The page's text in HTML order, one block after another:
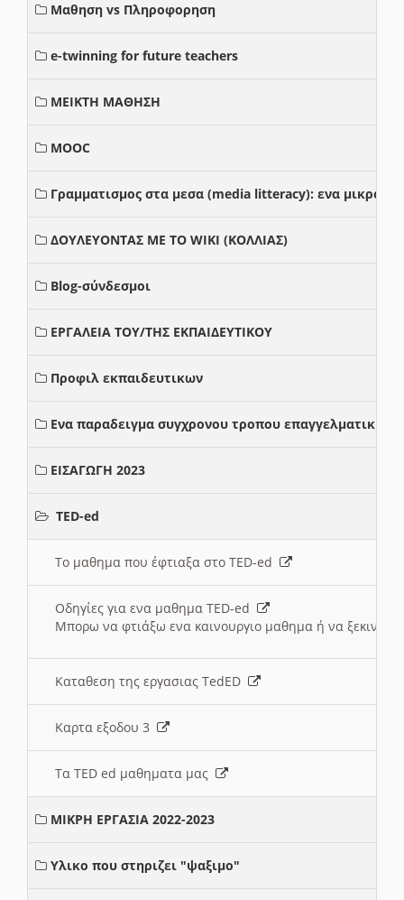
Μαθηση vs Πληροφορηση
e-twinning for future teachers
ΜΕΙΚΤΗ ΜΑΘΗΣΗ
MOOC
Γραμματισμος στα μεσα (media litteracy): ενα μικρο
ΔΟΥΛΕΥΟΝΤΑΣ ΜΕ ΤΟ WIKI (ΚΟΛΛΙΑΣ)
Blog-σύνδεσμοι
ΕΡΓΑΛΕΙΑ ΤΟΥ/ΤΗΣ ΕΚΠΑΙΔΕΥΤΙΚΟΥ
Προφιλ εκπαιδευτικων
Ενα παραδειγμα συγχρονου τροπου επαγγελματικης
ΕΙΣΑΓΩΓΗ 2023
TED-ed
Το μαθημα που έφτιαξα στο TED-ed
Οδηγίες για ενα μαθημα TED-ed
Μπορω να φτιάξω ενα καινουργιο μαθημα ή να
Καταθεση της εργασιας TedED
Καρτα εξοδου 3
Τα TED ed μαθηματα μας
ΜΙΚΡΗ ΕΡΓΑΣΙΑ 2022-2023
Υλικο που στηριζει "ψαξιμο"